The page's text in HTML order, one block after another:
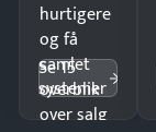
hurtigere
og få
samlet
overblik
over salg
Se 15
systemer